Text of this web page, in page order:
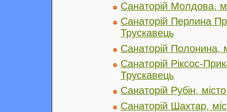
Санаторій Молдова,
Санаторій Перлина
Трускавець
Санаторій Полонина,
Санаторій Ріксос-
Трускавець
Санаторій Рубін,
Санаторій Шахтар,